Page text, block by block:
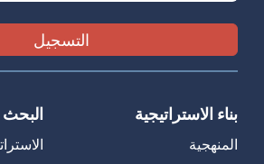
بناء الاستراتيجية
المنهجية
البحث